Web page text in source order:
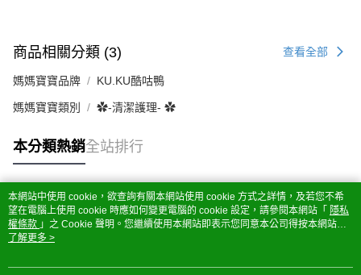
商品相關分類 (3) 查看全部
媽媽寶寶品牌 KU.KU酷咕鴨
媽媽寶寶類別 ✿-清潔護理- ✿
本分類熱銷全站排行
熱門標籤
本網站中使用 cookie，欲查詢有關本網站使用 cookie 方式之詳情，及若您不希
望在電腦上使用 cookie 時應如何變更電腦的 cookie 設定，請參閱本網站「 隱私
權條款 」之 Cookie 聲明。您繼續使用本網站即表示您同意本公司得按本網站使
用條款之 Cookie 聲明使用 cookie。
了解更多 >